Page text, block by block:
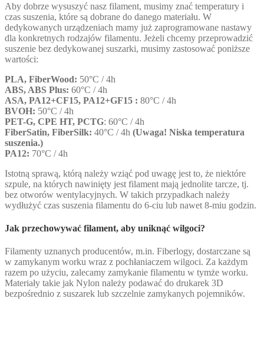
Aby dobrze wysuszyć nasz filament, musimy znać temperatury i
czas suszenia, które są dobrane do danego materiału. W
dedykowanych urządzeniach mamy już zaprogramowane nastawy
dla konkretnych rodzajów filamentu. Jeżeli chcemy przeprowadzić
suszenie bez dedykowanej suszarki, musimy zastosować poniższe
wartości:
PLA, FiberWood: 50°C / 4h
ABS, ABS Plus: 60°C / 4h
ASA, PA12+CF15, PA12+GF15 : 80°C / 4h
BVOH: 50°C / 4h
PET-G, CPE HT, PCTG: 60°C / 4h
FiberSatin, FiberSilk: 40°C / 4h (Uwaga! Niska temperatura
suszenia.)
PA12: 70°C / 4h
Istotną sprawą, którą należy wziąć pod uwagę jest to, że niektóre
szpule, na których nawinięty jest filament mają jednolite tarcze, tj.
bez otworów wentylacyjnych. W takich przypadkach należy
wydłużyć czas suszenia filamentu do 6-ciu lub nawet 8-miu godzin.
Jak przechowywać filament, aby uniknąć wilgoci?
Filamenty uznanych producentów, m.in. Fiberlogy, dostarczane są
w zamykanym worku wraz z pochłaniaczem wilgoci. Za każdym
razem po użyciu, zalecamy zamykanie filamentu w tymże worku.
Materiały takie jak Nylon należy podawać do drukarek 3D
bezpośrednio z suszarek lub szczelnie zamykanych pojemników.